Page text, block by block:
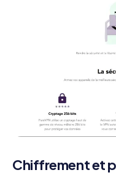
Chiffrement et